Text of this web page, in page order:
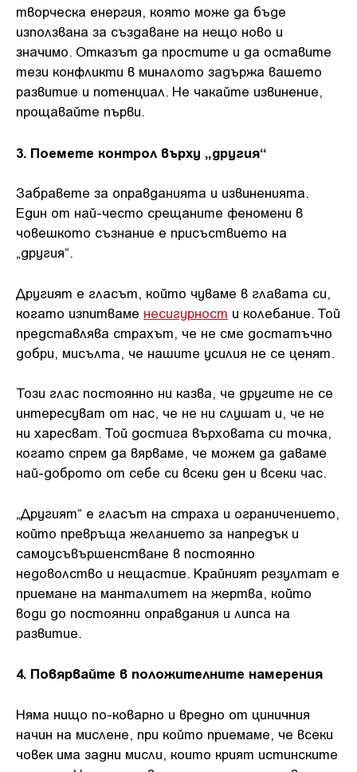
творческа енергия, която може да бъде
използвана за създаване на нещо ново и
значимо. Отказът да простите и да оставите
тези конфликти в миналото задържа вашето
развитие и потенциал. Не чакайте извинение,
прощавайте първи.
3. Поемете контрол върху „другия“
Забравете за оправданията и извиненията.
Един от най-често срещаните феномени в
човешкото съзнание е присъствието на
„другия“.
Другият е гласът, който чуваме в главата си,
когато изпитваме несигурност и колебание. Той
представлява страхът, че не сме достатъчно
добри, мисълта, че нашите усилия не се ценят.
Този глас постоянно ни казва, че другите не се
интересуват от нас, че не ни слушат и, че не
ни харесват. Той достига върховата си точка,
когато спрем да вярваме, че можем да даваме
най-доброто от себе си всеки ден и всеки час.
„Другият“ е гласът на страха и ограничението,
който превръща желанието за напредък и
самоусъвършенстване в постоянно
недоволство и нещастие. Крайният резултат е
приемане на манталитет на жертва, който
води до постоянни оправдания и липса на
развитие.
4. Повярвайте в положителните намерения
Няма нищо по-коварно и вредно от циничния
начин на мислене, при който приемаме, че всеки
човек има задни мисли, които крият истинските